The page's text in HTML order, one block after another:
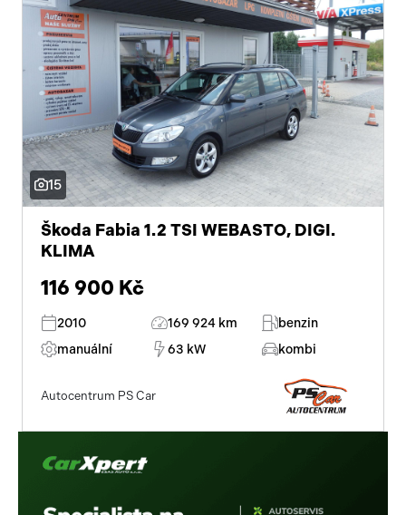
15
Škoda Fabia 1.2 TSI WEBASTO, DIGI.
KLIMA
116 900 Kč
2010 169 924 km
benzin
manuální
63 kW kombi
Autocentrum PS Car